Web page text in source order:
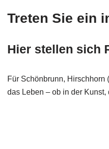
Treten Sie ein
Hier stellen sich
Für Schönbrunn,
das Leben – ob in der